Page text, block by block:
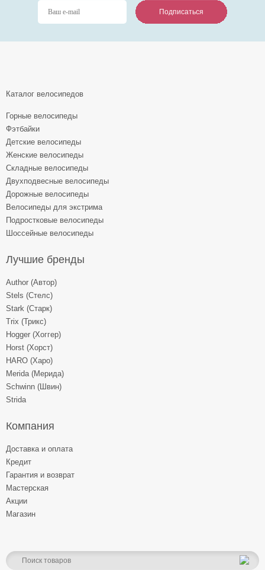
Подписаться
Подписаться
Подписаться
Каталог велосипедов
Горные велосипеды
Фэтбайки
Детские велосипеды
Женские велосипеды
Складные велосипеды
Двухподвесные велосипеды
Дорожные велосипеды
Велосипеды для экстрима
Подростковые велосипеды
Шоссейные велосипеды
Лучшие бренды
Author (Автор)
Stels (Стелс)
Stark (Старк)
Trix (Трикс)
Hogger (Хоггер)
Horst (Хорст)
HARO (Харо)
Merida (Мерида)
Schwinn (Швин)
Strida
Компания
Доставка и оплата
Кредит
Гарантия и возврат
Мастерская
Акции
Магазин